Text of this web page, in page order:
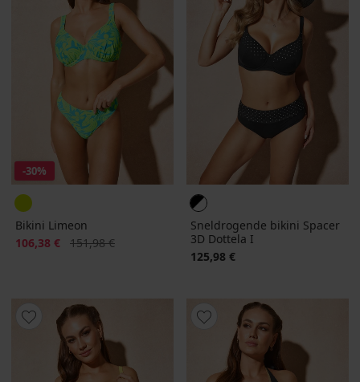
-30%
Bikini Limeon
Korting
106,38 € Oorspronkelijke prijs
151,98 €
Sneldrogende bikini Spacer
3D Dottela I
125,98 €